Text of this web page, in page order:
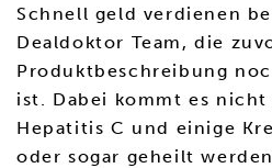
Schnell geld verdienen
Dealdoktor Team, die
Produktbeschreibung
ist. Dabei kommt es nicht
Hepatitis C und einige
oder sogar geheilt